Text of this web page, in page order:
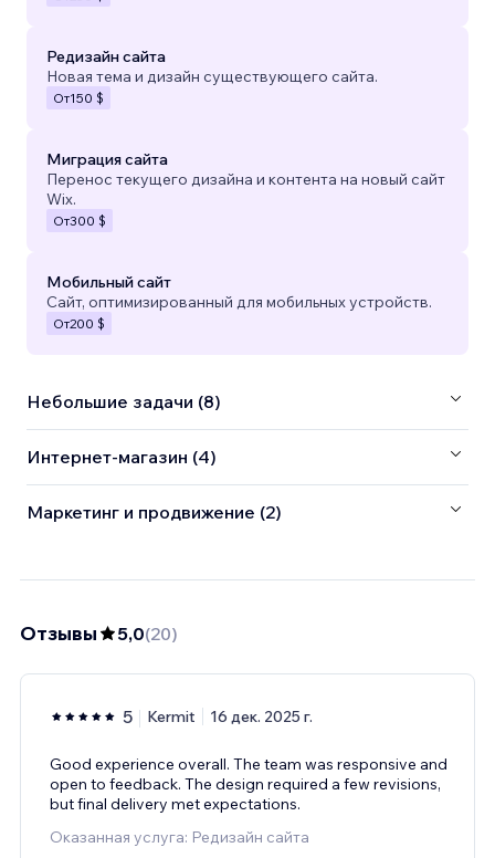
Редизайн сайта
Новая тема и дизайн существующего сайта.
От150 $
Миграция сайта
Перенос текущего дизайна и контента на новый сайт
Wix.
От300 $
Мобильный сайт
Сайт, оптимизированный для мобильных устройств.
От200 $
Небольшие задачи (8)
Интернет-магазин (4)
Маркетинг и продвижение (2)
Отзывы 5,0(20)
5 Kermit 16 дек. 2025 г.
Good experience overall. The team was responsive and
open to feedback. The design required a few revisions,
but final delivery met expectations.
Оказанная услуга: Редизайн сайта